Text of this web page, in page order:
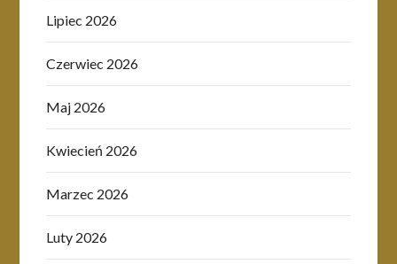
Lipiec 2026
Czerwiec 2026
Maj 2026
Kwiecień 2026
Marzec 2026
Luty 2026